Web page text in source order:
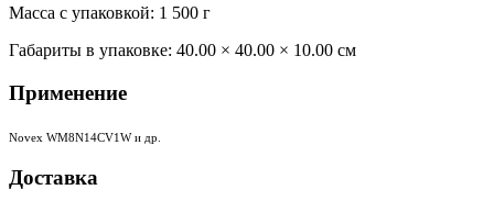
Масса с упаковкой: 1 500 г
Габариты в упаковке: 40.00 × 40.00 × 10.00 см
Применение
Novex WM8N14CV1W и др.
Доставка